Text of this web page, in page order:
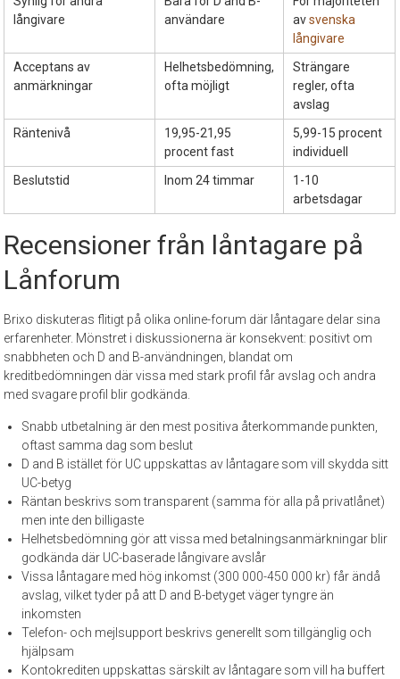
långivare
användare
avsvenska
långivare
Acceptans av
anmärkningar
Helhetsbedömning,
ofta möjligt
Strängare
regler, ofta
avslag
Räntenivå
19,95-21,95
procent fast
5,99-15 procent
individuell
Beslutstid
Inom 24 timmar
1-10
arbetsdagar
Recensioner från låntagare på
Lånforum
Brixo diskuteras flitigt på olika online-forum där låntagare delar sina
erfarenheter. Mönstret i diskussionerna är konsekvent: positivt om
snabbheten och D and B-användningen, blandat om
kreditbedömningen där vissa med stark profil får avslag och andra
med svagare profil blir godkända.
Snabb utbetalning är den mest positiva återkommande punkten,
oftast samma dag som beslut
D and B istället för UC uppskattas av låntagare som vill skydda sitt
UC-betyg
Räntan beskrivs som transparent (samma för alla på privatlånet)
men inte den billigaste
Helhetsbedömning gör att vissa med betalningsanmärkningar blir
godkända där UC-baserade långivare avslår
Vissa låntagare med hög inkomst (300 000-450 000 kr) får ändå
avslag, vilket tyder på att D and B-betyget väger tyngre än
inkomsten
Telefon- och mejlsupport beskrivs generellt som tillgänglig och
hjälpsam
Kontokrediten uppskattas särskilt av låntagare som vill ha buffert